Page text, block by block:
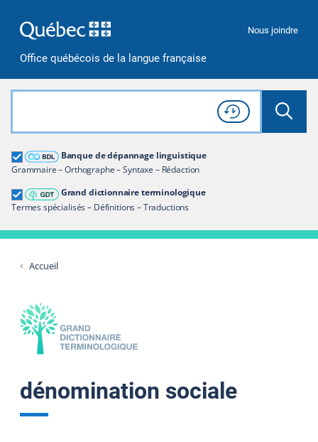
Office québécois de la langue française
Nous joindre
Rechercher dans tout le site
Lancer
Consulter l'
Historique
de recherche
Banque de dépannage linguistique
Grammaire – Orthographe – Syntaxe – Rédaction
Grand dictionnaire terminologique
Termes spécialisés – Définitions – Traductions
Grand dictionnaire terminologique
Restreindre aux termes
Accueil
dénomination sociale